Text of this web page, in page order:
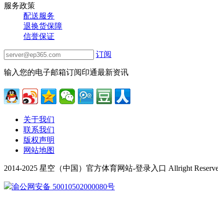
服务政策
配送服务
退换货保障
信誉保证
订阅
输入您的电子邮箱订阅印通最新资讯
关于我们
联系我们
版权声明
网站地图
2014-2025 星空（中国）官方体育网站-登录入口 Allright
渝公网安备 50010502000080号